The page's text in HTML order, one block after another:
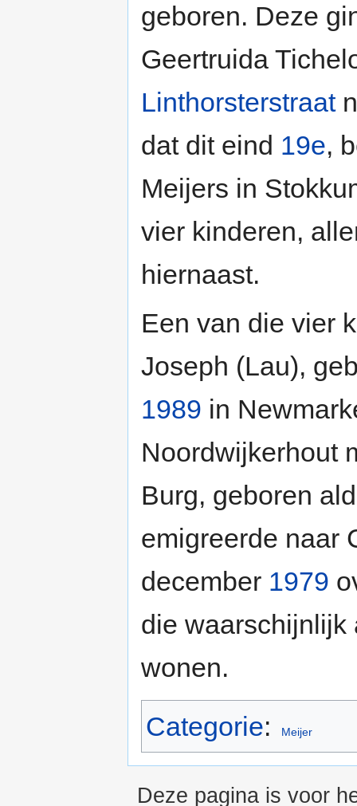
geboren. Deze
Geertruida
Linthorsterstraat
dat dit eind 19e,
Meijers in
vier kinderen,
hiernaast.
Een van die vier
Joseph (Lau),
1989 in
Noordwijkerhout
Burg, geboren
emigreerde naar
december 1979
die
wonen.
Categorie: Meijer
Deze pagina is voor